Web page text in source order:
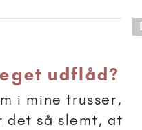
udflåd?
i mine trusser,
så slemt, at